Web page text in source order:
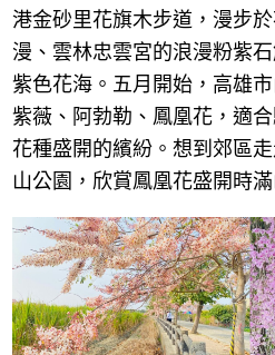
港金砂里花旗木步道，漫步
漫、雲林忠雲宮的浪漫粉紫
紫色花海。五月開始，高雄
紫薇、阿勃勒、鳳凰花，適
花種盛開的繽紛。想到郊區
山公園，欣賞鳳凰花盛開時